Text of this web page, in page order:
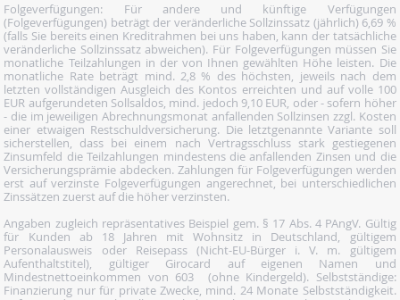
Folgeverfügungen: Für andere und künftige Verfügungen
(Folgeverfügungen) beträgt der veränderliche Sollzinssatz (jährlich) 6,69 %
(falls Sie bereits einen Kreditrahmen bei uns haben, kann der tatsächliche
veränderliche Sollzinssatz abweichen). Für Folgeverfügungen müssen Sie
monatliche Teilzahlungen in der von Ihnen gewählten Höhe leisten. Die
monatliche Rate beträgt mind. 2,8 % des höchsten, jeweils nach dem
letzten vollständigen Ausgleich des Kontos erreichten und auf volle 100
EUR aufgerundeten Sollsaldos, mind. jedoch 9,10 EUR, oder - sofern höher
- die im jeweiligen Abrechnungsmonat anfallenden Sollzinsen zzgl. Kosten
einer etwaigen Restschuldversicherung. Die letztgenannte Variante soll
sicherstellen, dass bei einem nach Vertragsschluss stark gestiegenen
Zinsumfeld die Teilzahlungen mindestens die anfallenden Zinsen und die
Versicherungsprämie abdecken. Zahlungen für Folgeverfügungen werden
erst auf verzinste Folgeverfügungen angerechnet, bei unterschiedlichen
Zinssätzen zuerst auf die höher verzinsten.
Angaben zugleich repräsentatives Beispiel gem. § 17 Abs. 4 PAngV. Gültig
für Kunden ab 18 Jahren mit Wohnsitz in Deutschland, gültigem
Personalausweis oder Reisepass (Nicht-EU-Bürger i. V. m. gültigem
Aufenthaltstitel), gültiger Girocard auf eigenen Namen und
Mindestnettoeinkommen von 603  (ohne Kindergeld). Selbstständige:
Finanzierung nur für private Zwecke, mind. 24 Monate Selbstständigkeit.